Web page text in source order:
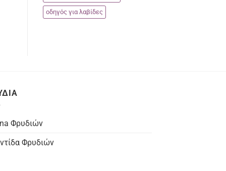
οδηγός για λαβίδες
Φρυδιών
Φρυδιών